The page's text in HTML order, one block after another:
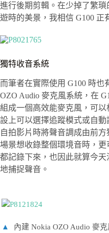
進行後期剪輯。在少掉了繁
遊時的美景，我相信 G100 正
獨特收音系統
而筆者在實際使用 G100 時也
OZO Audio 麥克風系統，在
組成一個高效能麥克風，可
設上可以選擇追蹤模式或自
自拍影片時將聲音調成由前
場景想收錄整個環境音時，
都記錄下來，也因此就算今
地捕捉聲音。
▲
內建 Nokia OZO Audio 麥